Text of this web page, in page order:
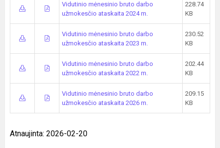
Vidutinio mėnesinio bruto darbo
užmokesčio ataskaita 2024 m.
228.74
KB
Vidutinio mėnesinio bruto darbo
užmokesčio ataskaita 2023 m.
230.52
KB
Vidutinio mėnesinio bruto darbo
užmokesčio ataskaita 2022 m.
202.44
KB
Vidutinio mėnesinio bruto darbo
užmokesčio ataskaita 2026 m.
209.15
KB
Atnaujinta: 2026-02-20